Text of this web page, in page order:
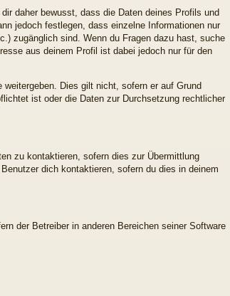
daher bewusst, dass die Daten deines Profils und
jedoch festlegen, dass einzelne Informationen nur
zugänglich sind. Wenn du Fragen dazu hast, suche
aus deinem Profil ist dabei jedoch nur für den
Dies gilt nicht, sofern er auf Grund
ist oder die Daten zur Durchsetzung rechtlicher
zu kontaktieren, sofern dies zur Übermittlung
dich kontaktieren, sofern du dies in deinem
der Betreiber in anderen Bereichen seiner Software